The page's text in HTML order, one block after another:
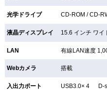
光学ドライブ CD-ROM /CD-
液晶ディスプレイ 15.6 インチ ワイ
LAN 有線LAN速度
Webカメラ 搭載
入出力ポート USB3.0× 4